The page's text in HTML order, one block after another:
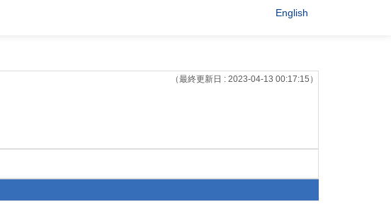
English
（最終更新日 : 2023-04-13 00:17:15）